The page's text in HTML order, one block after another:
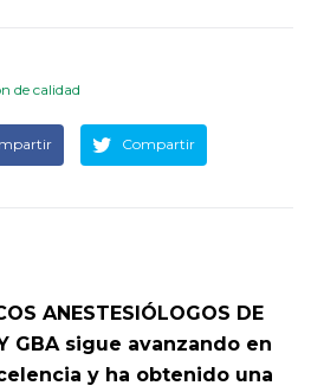
de calidad
Compartir
ANESTESIÓLOGOS DE
Y GBA sigue avanzando en
y ha obtenido una